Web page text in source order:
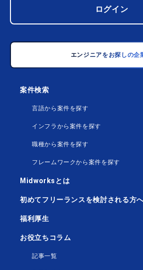
ログイン
エンジニアをお探しの企
案件検索
言語から案件を探す
インフラから案件を探す
職種から案件を探す
フレームワークから案件を探す
Midworksとは
初めてフリーランスを検討される方
福利厚生
お役立ちコラム
記事一覧